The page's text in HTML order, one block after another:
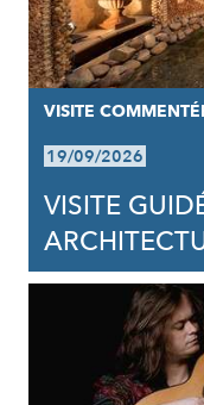
VISITE
19/09/2026
VISITE